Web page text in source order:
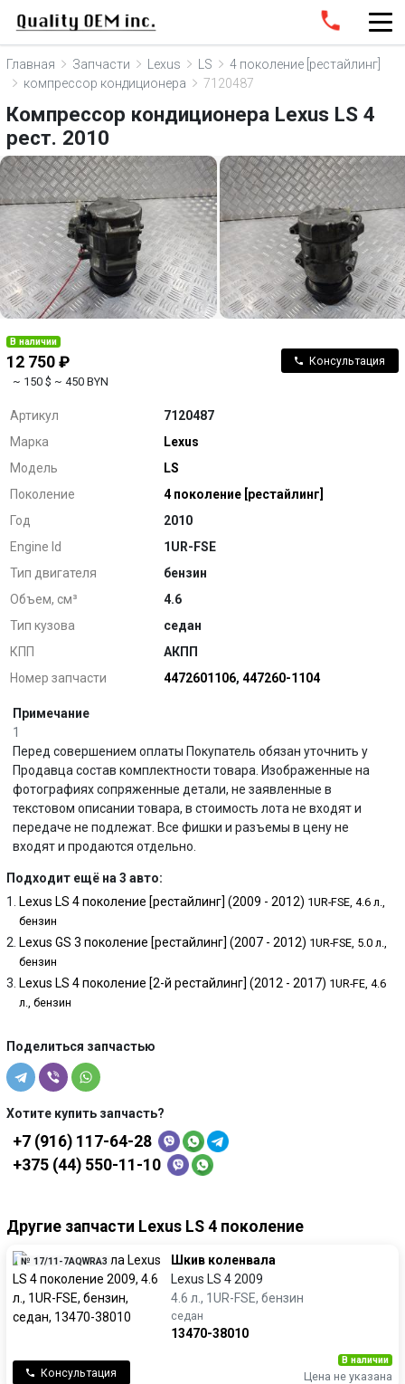
Главная Запчасти Lexus LS
4 поколение [рестайлинг]
компрессор кондиционера
7120487
Компрессор кондиционера Lexus LS 4
рест. 2010
В наличии
12 750 ₽
~ 150 $ ~ 450 BYN
Консультация
Артикул
7120487
Марка
Lexus
Модель
LS
Поколение
4 поколение [рестайлинг]
Год
2010
Engine Id
1UR-FSE
Тип двигателя
бензин
Объем, см³
4.6
Тип кузова
седан
КПП
АКПП
Номер запчасти
4472601106,447260-1104
Примечание
1
Перед совершением оплаты Покупатель обязан уточнить у
Продавца состав комплектности товара. Изображенные на
фотографиях сопряженные детали, не заявленные в
текстовом описании товара, в стоимость лота не входят и
передаче не подлежат. Все фишки и разъемы в цену не
входят и продаются отдельно.
Подходит ещё на 3 авто:
Lexus LS 4 поколение [рестайлинг] (2009 - 2012) 1UR-FSE, 4.6 л.,
бензин
Lexus GS 3 поколение [рестайлинг] (2007 - 2012) 1UR-FSE, 5.0 л.,
бензин
Lexus LS 4 поколение [2-й рестайлинг] (2012 - 2017) 1UR-FE, 4.6
л., бензин
Поделиться запчастью
Хотите купить запчасть?
+7 (916) 117-64-28
+375 (44) 550-11-10
Другие запчасти Lexus LS 4 поколение
№ 17/11-7AQWRA3
Шкив коленвала
Lexus LS 4 2009
4.6 л., 1UR-FSE, бензин
седан
13470-38010
Консультация
В наличии
Цена не указана